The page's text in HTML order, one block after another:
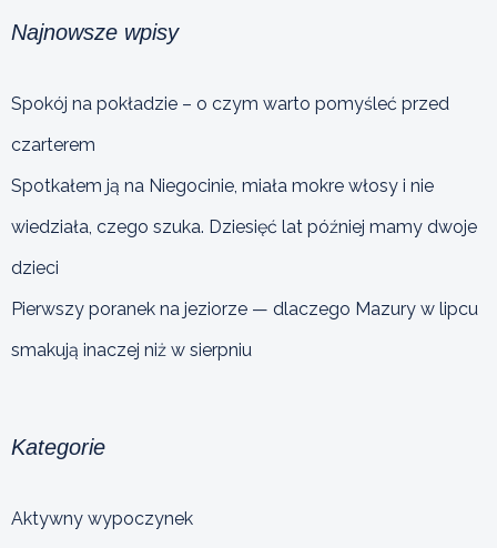
Najnowsze wpisy
Spokój na pokładzie – o czym warto pomyśleć przed
czarterem
Spotkałem ją na Niegocinie, miała mokre włosy i nie
wiedziała, czego szuka. Dziesięć lat później mamy dwoje
dzieci
Pierwszy poranek na jeziorze — dlaczego Mazury w lipcu
smakują inaczej niż w sierpniu
Kategorie
Aktywny wypoczynek